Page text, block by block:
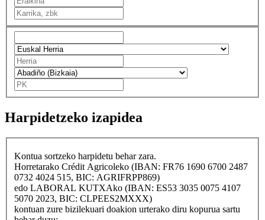
Harpidetzeko izapidea
Kontua sortzeko harpidetu behar zara.
Horretarako Crédit Agricoleko (IBAN: FR76 1690 6700 2487
0732 4024 515, BIC: AGRIFRPP869)
edo LABORAL KUTXAko (IBAN: ES53 3035 0075 4107
5070 2023, BIC: CLPEES2MXXX)
kontuan zure bizilekuari doakion urterako diru kopurua sartu